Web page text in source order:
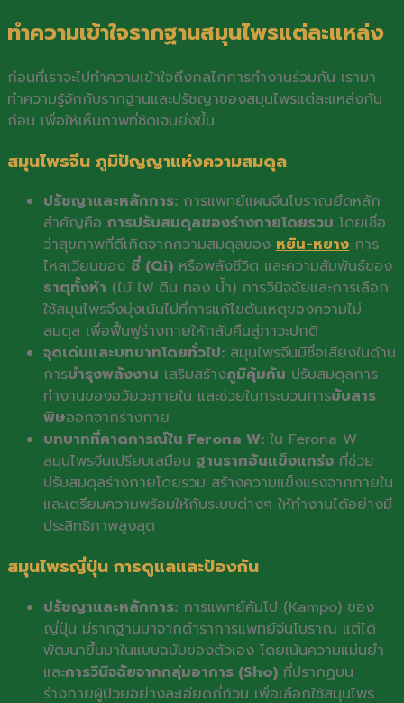
ทำความเข้าใจรากฐานสมุนไพรแต่ละแหล่ง
ก่อนที่เราจะไปทำความเข้าใจถึงกลไกการทำงานร่วมกัน เรามา
ทำความรู้จักกับรากฐานและปรัชญาของสมุนไพรแต่ละแหล่งกัน
ก่อน เพื่อให้เห็นภาพที่ชัดเจนยิ่งขึ้น
สมุนไพรจีน ภูมิปัญญาแห่งความสมดุล
ปรัชญาและหลักการ: การแพทย์แผนจีนโบราณยึดหลัก
สำคัญคือ การปรับสมดุลของร่างกายโดยรวม โดยเชื่อ
ว่าสุขภาพที่ดีเกิดจากความสมดุลของ หยิน-หยาง การ
ไหลเวียนของ ชี่ (Qi) หรือพลังชีวิต และความสัมพันธ์ของ
ธาตุทั้งห้า (ไม้ ไฟ ดิน ทอง น้ำ) การวินิจฉัยและการเลือก
ใช้สมุนไพรจึงมุ่งเน้นไปที่การแก้ไขต้นเหตุของความไม่
สมดุล เพื่อฟื้นฟูร่างกายให้กลับคืนสู่ภาวะปกติ
จุดเด่นและบทบาทโดยทั่วไป: สมุนไพรจีนมีชื่อเสียงในด้าน
การบำรุงพลังงาน เสริมสร้างภูมิคุ้มกัน ปรับสมดุลการ
ทำงานของอวัยวะภายใน และช่วยในกระบวนการขับสาร
พิษออกจากร่างกาย
บทบาทที่คาดการณ์ใน Ferona W: ใน Ferona W
สมุนไพรจีนเปรียบเสมือน ฐานรากอันแข็งแกร่ง ที่ช่วย
ปรับสมดุลร่างกายโดยรวม สร้างความแข็งแรงจากภายใน
และเตรียมความพร้อมให้กับระบบต่างๆ ให้ทำงานได้อย่างมี
ประสิทธิภาพสูงสุด
สมุนไพรญี่ปุ่น การดูแลและป้องกัน
ปรัชญาและหลักการ: การแพทย์คัมโป (Kampo) ของ
ญี่ปุ่น มีรากฐานมาจากตำราการแพทย์จีนโบราณ แต่ได้
พัฒนาขึ้นมาในแบบฉบับของตัวเอง โดยเน้นความแม่นยำ
และการวินิจฉัยจากกลุ่มอาการ (Sho) ที่ปรากฏบน
ร่างกายผู้ป่วยอย่างละเอียดถี่ถ้วน เพื่อเลือกใช้สมุนไพร